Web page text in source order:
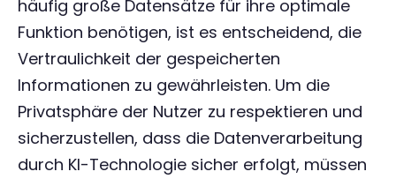
häufig große Datensätze für ihre optimale
Funktion benötigen, ist es entscheidend, die
Vertraulichkeit der gespeicherten
Informationen zu gewährleisten. Um die
Privatsphäre der Nutzer zu respektieren und
sicherzustellen, dass die Datenverarbeitung
durch KI-Technologie sicher erfolgt, müssen